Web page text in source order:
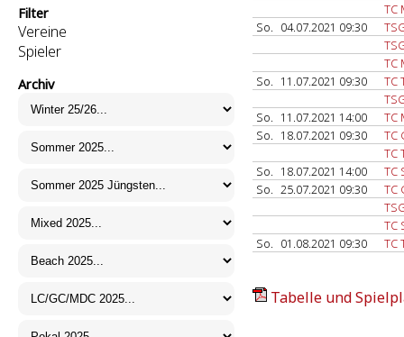
Filter
Vereine
Spieler
Archiv
TC
So. 04.07.2021 09:30
TC
So. 11.07.2021 09:30
TC
So. 11.07.2021 14:00
TC
So. 18.07.2021 09:30
TC
TC
So. 18.07.2021 14:00
TC
So. 25.07.2021 09:30
TC
TC
So. 01.08.2021 09:30 TC
Tabelle und